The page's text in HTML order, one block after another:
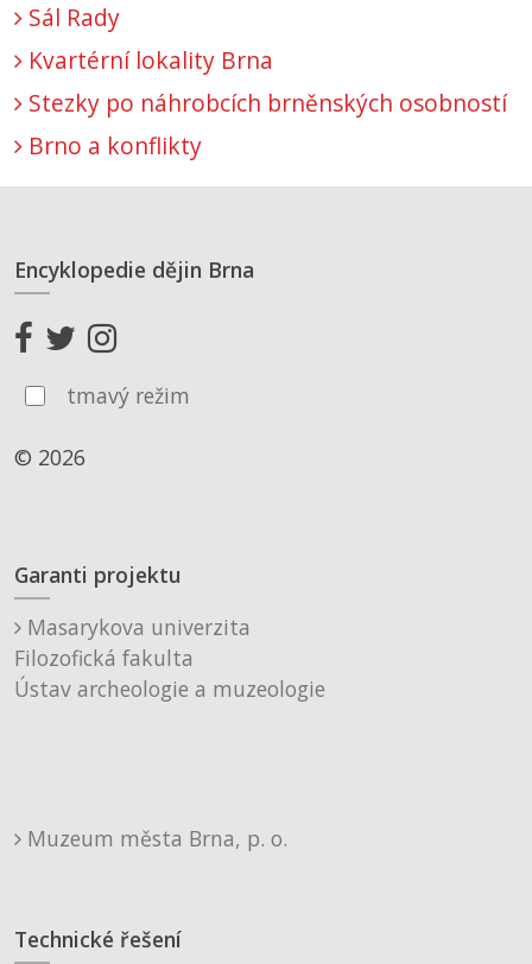
Sál Rady
Kvartérní lokality Brna
Stezky po náhrobcích brněnských osobností
Brno a konflikty
Encyklopedie dějin Brna
tmavý režim
© 2026
Garanti projektu
Masarykova univerzita
Filozofická fakulta
Ústav archeologie a muzeologie
Muzeum města Brna, p. o.
Technické řešení